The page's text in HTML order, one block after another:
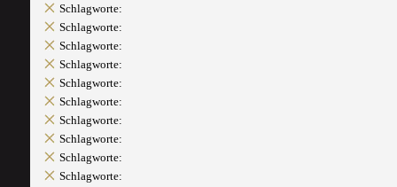
Schlagworte:
Schlagworte:
Schlagworte:
Schlagworte:
Schlagworte:
Schlagworte:
Schlagworte:
Schlagworte:
Schlagworte:
Schlagworte: